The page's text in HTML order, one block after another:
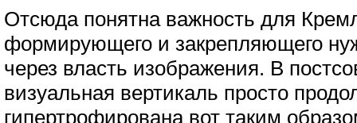
Отсюда понятна важность для
формирующего и закрепляющего
через власть изображения. В
визуальная вертикаль просто
гипертрофирована вот таким